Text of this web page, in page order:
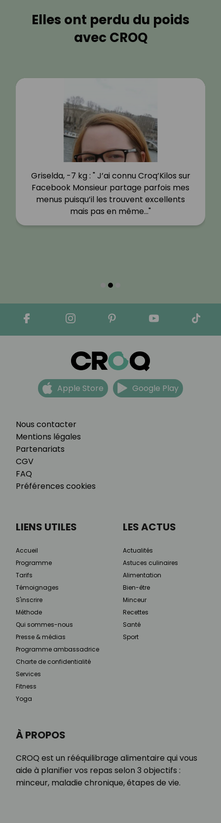
Elles ont perdu du poids
avec CROQ
Griselda, -7 kg : " J’ai connu Croq’Kilos sur
Facebook Monsieur partage parfois mes
menus puisqu’il les trouvent excellents
mais pas en même…"
Nous contacter
Mentions légales
Partenariats
CGV
FAQ
Préférences cookies
Apple Store Google Play
À PROPOS
CROQ est un rééquilibrage alimentaire qui vous
aide à planifier vos repas selon 3 objectifs :
minceur, maladie chronique, étapes de vie.
LIENS UTILES
Accueil
Programme
Tarifs
Témoignages
S'inscrire
Méthode
Qui sommes-nous
Presse & médias
Programme ambassadrice
Charte de confidentialité
Services
Fitness
Yoga
LES ACTUS
Actualités
Astuces culinaires
Alimentation
Bien-être
Minceur
Recettes
Santé
Sport